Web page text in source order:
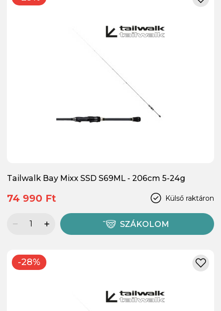
Tailwalk Bay Mixx SSD S69ML - 206cm 5-24g
Külső raktáron
74 990 Ft
SZÁKOLOM
-28%